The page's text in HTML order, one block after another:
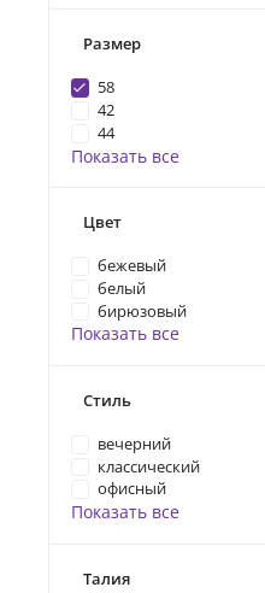
Размер
58
42
44
Показать все
Цвет
бежевый
белый
бирюзовый
Показать все
Стиль
вечерний
классический
офисный
Показать все
Талия